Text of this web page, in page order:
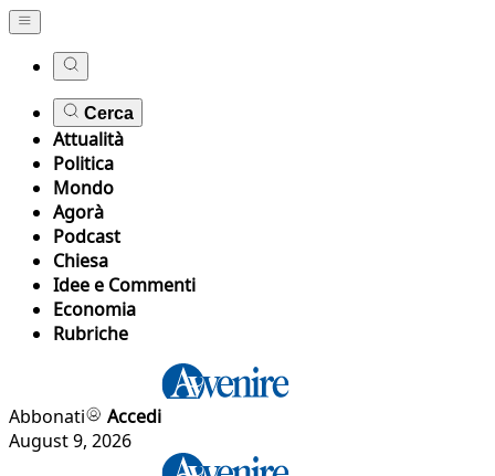
Cerca
Attualità
Politica
Mondo
Agorà
Podcast
Chiesa
Idee e Commenti
Economia
Rubriche
Abbonati
Accedi
August 9, 2026